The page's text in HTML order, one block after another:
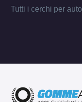
Tutti i cerchi per auto